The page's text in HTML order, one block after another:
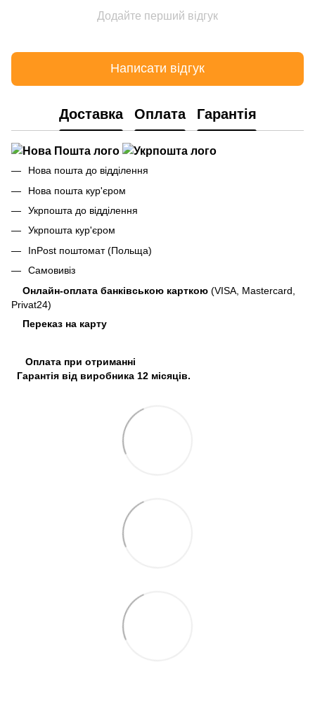
Додайте перший відгук
Написати відгук
Доставка Оплата Гарантія
Нова пошта до відділення
Нова пошта кур'єром
Укрпошта до відділення
Укрпошта кур'єром
InPost поштомат (Польща)
Самовивіз
Онлайн-оплата банківською карткою (VISA, Mastercard,
Privat24)
Переказ на карту
Оплата при отриманні
Гарантія від виробника 12 місяців.